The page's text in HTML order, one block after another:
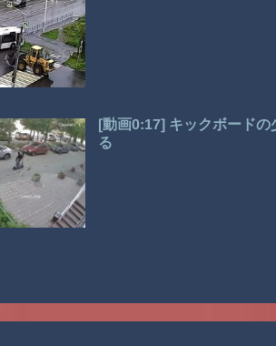
[動画0:17] キックボード
る